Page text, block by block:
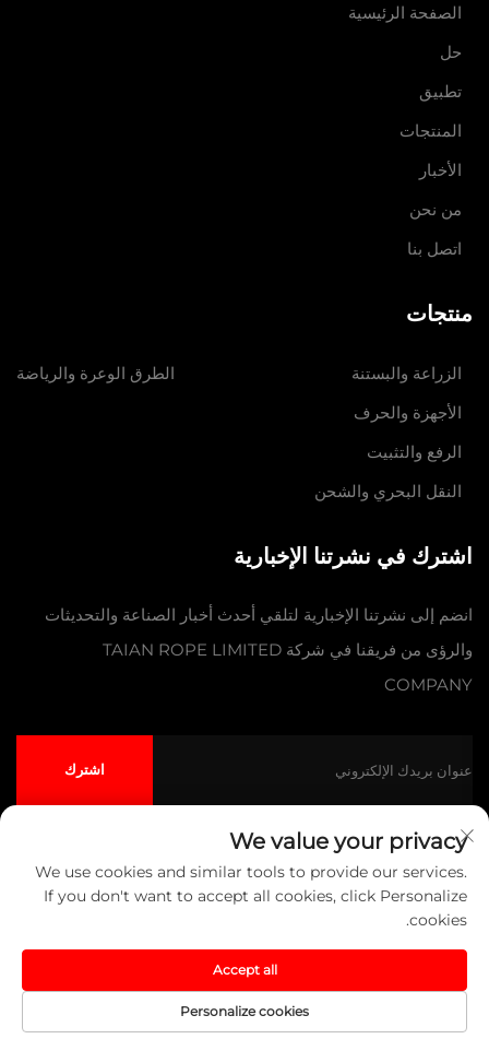
الصفحة الرئيسية
حل
تطبيق
المنتجات
الأخبار
من نحن
اتصل بنا
منتجات
الزراعة والبستنة
الأجهزة والحرف
الرفع والتثبيت
النقل البحري والشحن
الطرق الوعرة والرياضة
اشترك في نشرتنا الإخبارية
انضم إلى نشرتنا الإخبارية لتلقي أحدث أخبار الصناعة والتحديثات
والرؤى من فريقنا في شركة TAIAN ROPE LIMITED
COMPANY
اشترك
حقوق النشر © شركة تايآن للحبال المحدودة جميع الحقوق محفوظةسياسة
الخصوصية
المدونة
انقر لأعلى
We value your privacy
We use cookies and similar tools to provide our services.
If you don't want to accept all cookies, click Personalize
cookies.
Personalize cookies
Accept all